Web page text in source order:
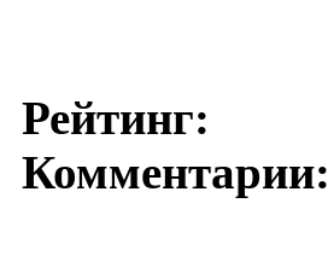
Рейтинг:
Комментарии: